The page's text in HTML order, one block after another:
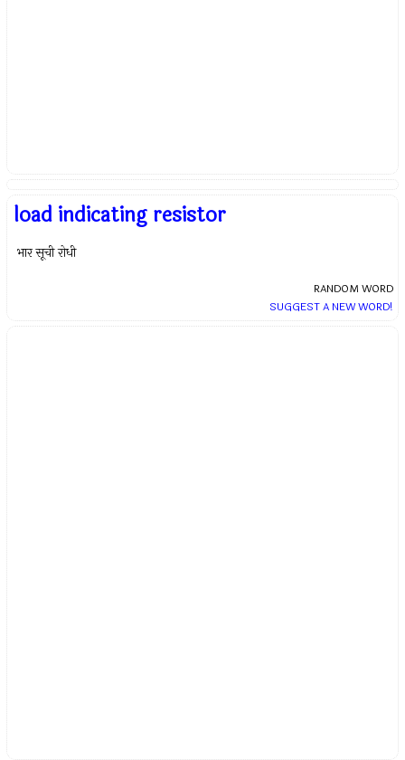
load indicating resistor
भार सूची रोधी
RANDOM WORD
SUGGEST A NEW WORD!